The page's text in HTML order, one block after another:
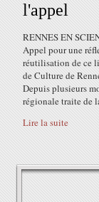
l'appel
RENNES EN
Appel pour une
réutilisation de ce
de Culture de
Depuis plusieurs
régionale traite de
Lire la suite